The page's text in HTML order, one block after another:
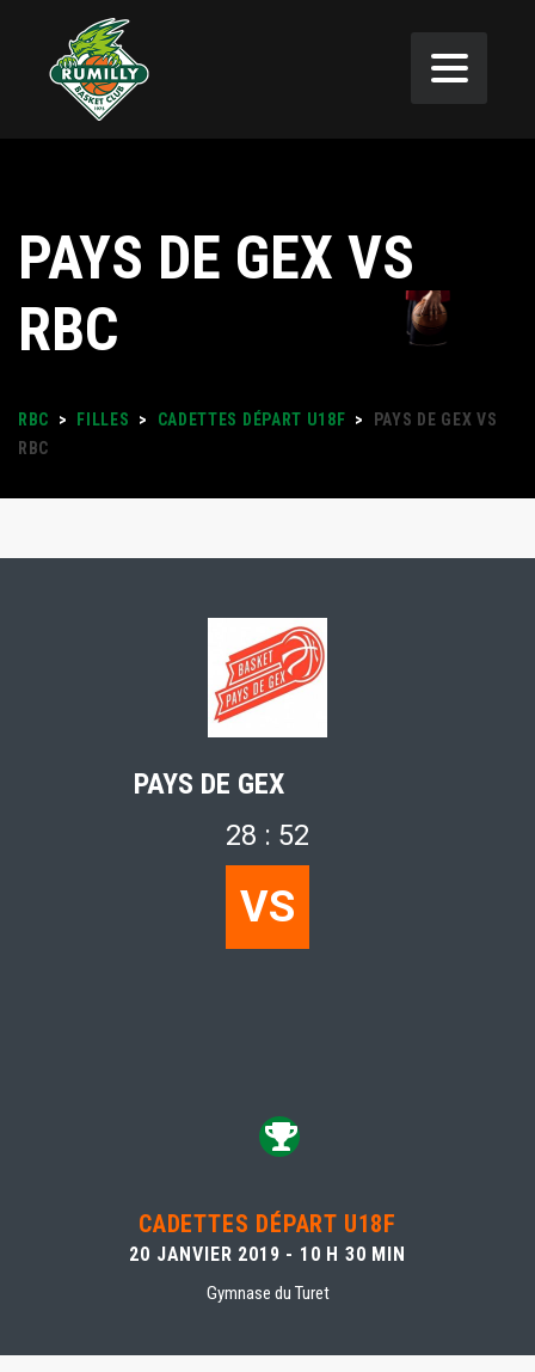
PAYS DE GEX VS
RBC
RBC > FILLES > CADETTES DÉPART U18F >
PAYS DE GEX VS
RBC
PAYS DE GEX
28 : 52
VS
CADETTES DÉPART U18F
20 JANVIER 2019 - 10 H 30 MIN
Gymnase du Turet